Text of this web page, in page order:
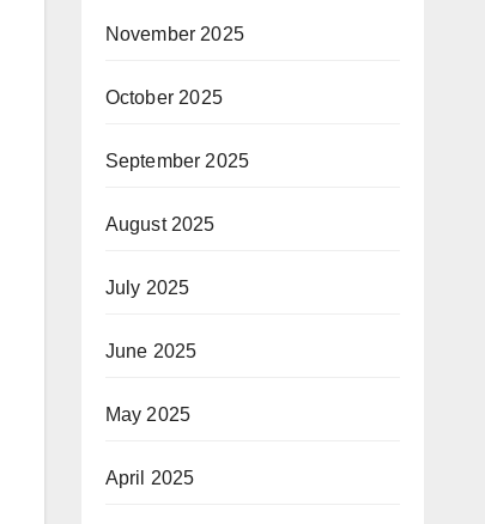
November 2025
October 2025
September 2025
August 2025
July 2025
June 2025
May 2025
April 2025